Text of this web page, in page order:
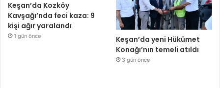
Keşan’da Kozköy
Kavşağı’nda feci kaza: 9
kişi ağır yaralandı
1 gün önce
Keşan’da yeni Hükümet
Konağı’nın temeli atıldı
3 gün önce